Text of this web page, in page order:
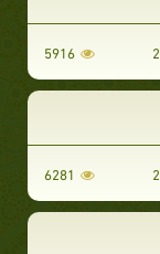
5916
6281